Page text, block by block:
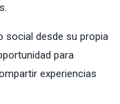
social desde su propia
para
experiencias